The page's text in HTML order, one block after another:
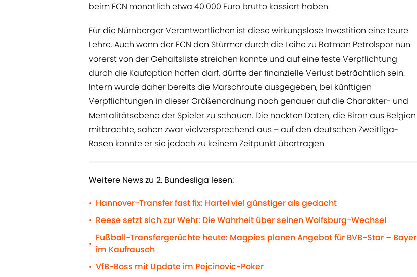
beim FCN monatlich etwa 40.000 Euro brutto kassiert haben.
Für die Nürnberger Verantwortlichen ist diese wirkungslose Investition eine teure
Lehre. Auch wenn der FCN den Stürmer durch die Leihe zu Batman Petrolspor nun
vorerst von der Gehaltsliste streichen konnte und auf eine feste Verpflichtung
durch die Kaufoption hoffen darf, dürfte der finanzielle Verlust beträchtlich sein.
Intern wurde daher bereits die Marschroute ausgegeben, bei künftigen
Verpflichtungen in dieser Größenordnung noch genauer auf die Charakter- und
Mentalitätsebene der Spieler zu schauen. Die nackten Daten, die Biron aus Belgien
mitbrachte, sahen zwar vielversprechend aus – auf den deutschen Zweitliga-
Rasen konnte er sie jedoch zu keinem Zeitpunkt übertragen.
Weitere News zu 2. Bundesliga lesen:
• Hannover-Transfer fast fix: Hartel viel günstiger als gedacht
• Reese setzt sich zur Wehr: Die Wahrheit über seinen Wolfsburg-Wechsel
•
Fußball-Transfergerüchte heute: Magpies planen Angebot für BVB-Star – Bayer
im Kaufrausch
• VfB-Boss mit Update im Pejcinovic-Poker